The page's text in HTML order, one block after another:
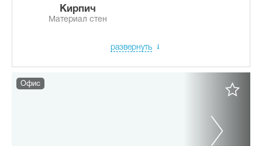
Кирпич
Материал стен
развернуть
Офис